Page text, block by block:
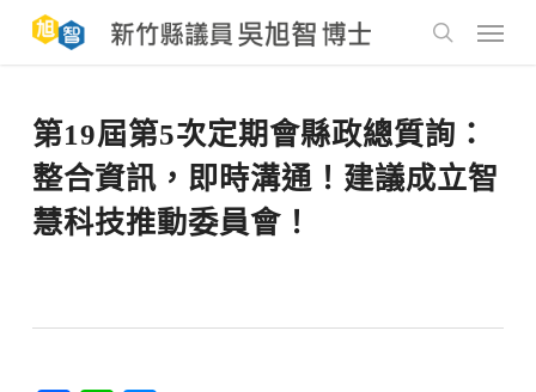
main
Menu
第19屆第5次定期會縣政總質詢：
整合資訊，即時溝通！建議成立智
慧科技推動委員會！